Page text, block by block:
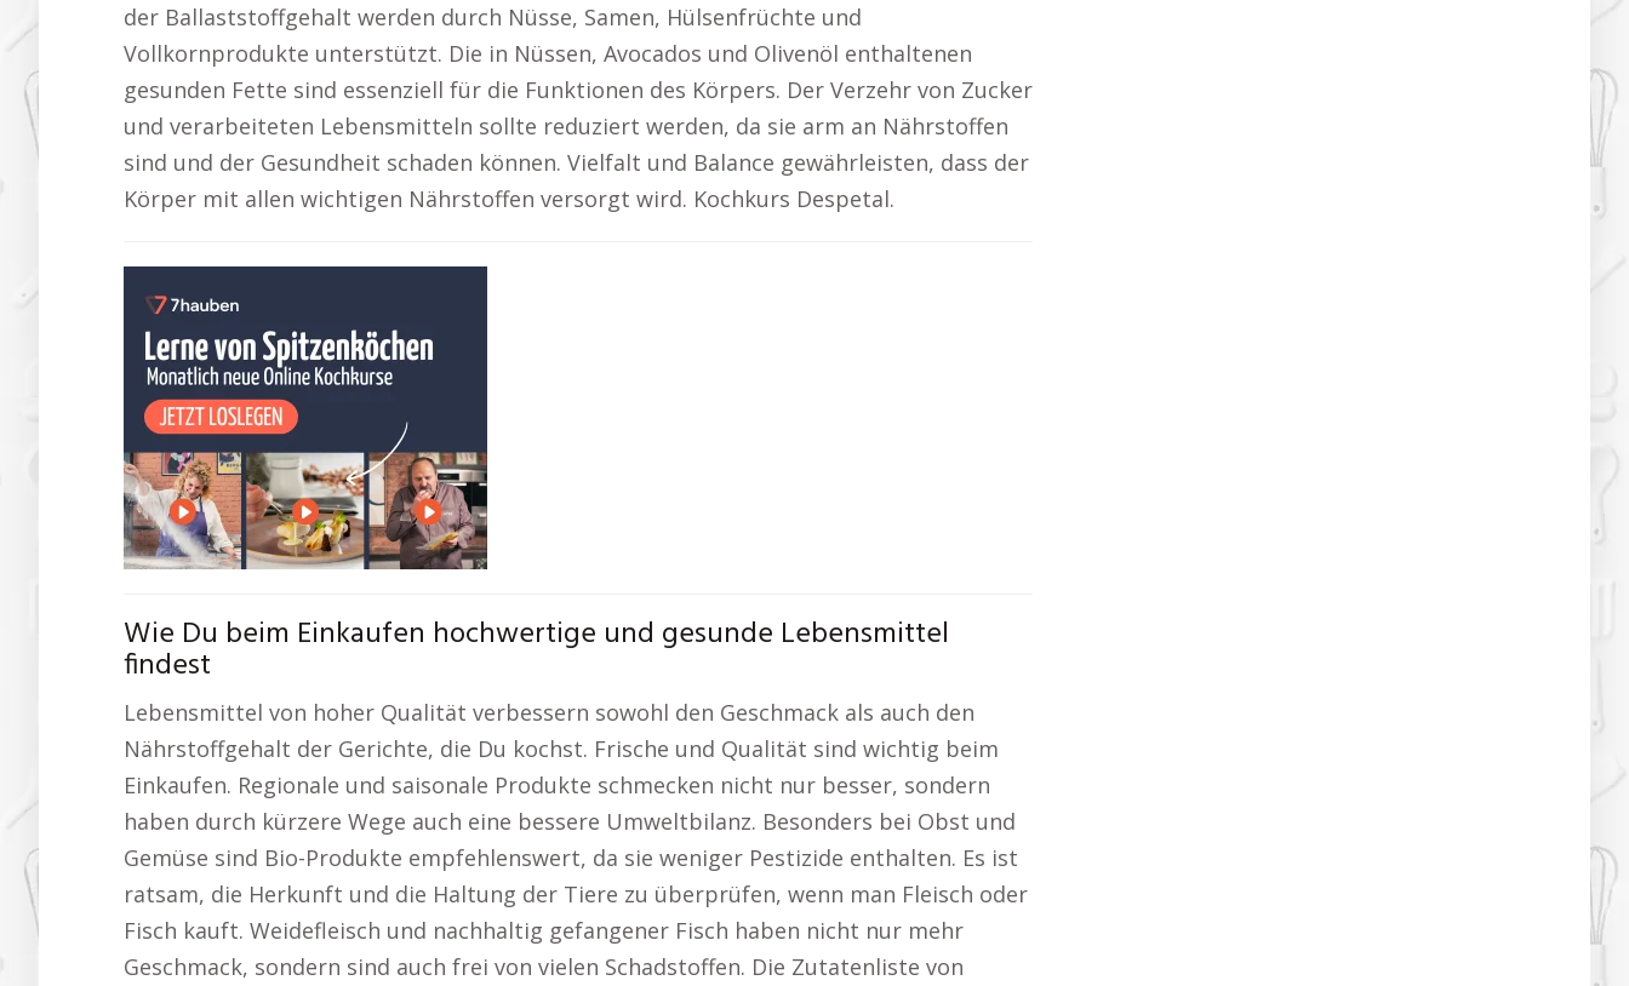
der Ballaststoffgehalt werden durch Nüsse, Samen, Hülsenfrüchte und
Vollkornprodukte unterstützt. Die in Nüssen, Avocados und Olivenöl enthaltenen
gesunden Fette sind essenziell für die Funktionen des Körpers. Der Verzehr von Zucker
und verarbeiteten Lebensmitteln sollte reduziert werden, da sie arm an Nährstoffen
sind und der Gesundheit schaden können. Vielfalt und Balance gewährleisten, dass der
Körper mit allen wichtigen Nährstoffen versorgt wird. Kochkurs Despetal.
Wie Du beim Einkaufen hochwertige und gesunde Lebensmittel
findest
Lebensmittel von hoher Qualität verbessern sowohl den Geschmack als auch den
Nährstoffgehalt der Gerichte, die Du kochst. Frische und Qualität sind wichtig beim
Einkaufen. Regionale und saisonale Produkte schmecken nicht nur besser, sondern
haben durch kürzere Wege auch eine bessere Umweltbilanz. Besonders bei Obst und
Gemüse sind Bio-Produkte empfehlenswert, da sie weniger Pestizide enthalten. Es ist
ratsam, die Herkunft und die Haltung der Tiere zu überprüfen, wenn man Fleisch oder
Fisch kauft. Weidefleisch und nachhaltig gefangener Fisch haben nicht nur mehr
Geschmack, sondern sind auch frei von vielen Schadstoffen. Die Zutatenliste von